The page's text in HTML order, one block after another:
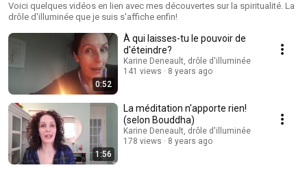
Voici quelques vidéos en lien avec mes découvertes sur la spiritualité. La
drôle d'illuminée que je suis s'affiche enfin!
0:52
À qui laisses-tu le pouvoir de
d'éteindre?
Karine Deneault, drôle d'illuminée
141 views
8 years ago
1:56
La méditation n'apporte rien!
(selon Bouddha)
Karine Deneault, drôle d'illuminée
178 views
8 years ago